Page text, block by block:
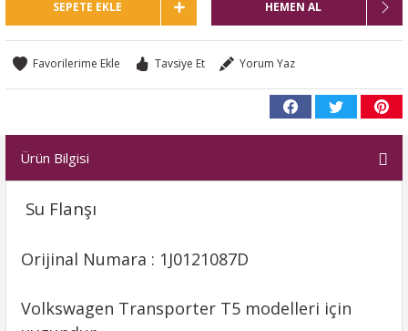
SEPETE EKLE HEMEN AL
Tavsiye Et Yorum Yaz
Ürün Bilgisi
Su Flanşı
Orijinal Numara : 1J0121087D
Volkswagen Transporter T5 modelleri için